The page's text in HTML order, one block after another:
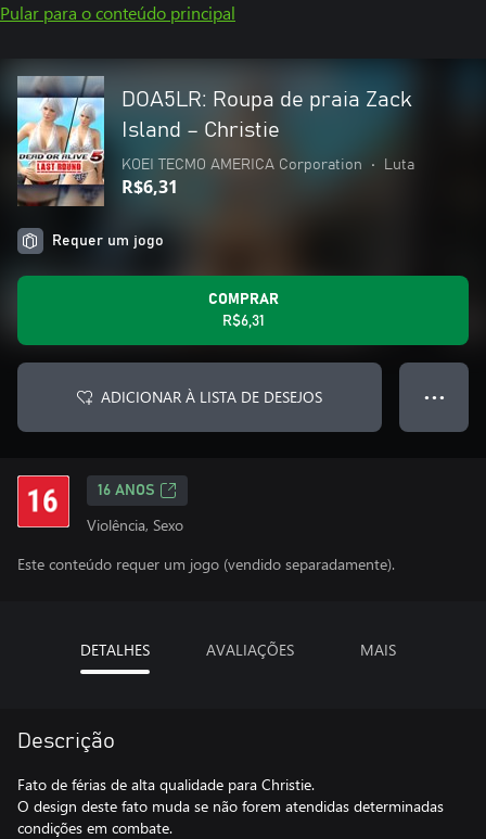
Pular para o conteúdo principal
DOA5LR: Roupa de praia Zack
Island – Christie
KOEI TECMO AMERICA Corporation • Luta
R$6,31
Requer um jogo
COMPRAR
R$6,31
ADICIONAR À LISTA DE DESEJOS ● ● ●
16 ANOS
Violência, Sexo
Este conteúdo requer um jogo (vendido separadamente).
DETALHES AVALIAÇÕES MAIS
Descrição
Fato de férias de alta qualidade para Christie.
O design deste fato muda se não forem atendidas determinadas
condições em combate.